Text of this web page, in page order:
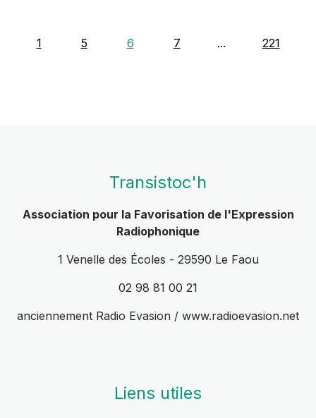
1 5 6 7 ... 221
Transistoc'h
Association pour la Favorisation de l'Expression
Radiophonique
1 Venelle des Écoles - 29590 Le Faou
02 98 81 00 21
anciennement Radio Evasion / www.radioevasion.net
Liens utiles